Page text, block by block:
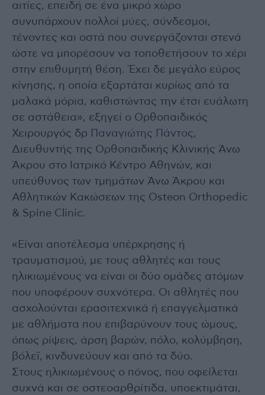
αιτίες, επειδή σε ένα μικρό χώρο
συνυπάρχουν πολλοί μύες, σύνδεσμοι,
τένοντες και οστά που συνεργάζονται στενά
ώστε να μπορέσουν να τοποθετήσουν το χέρι
στην επιθυμητή θέση. Έχει δε μεγάλο εύρος
κίνησης, η οποία εξαρτάται κυρίως από τα
μαλακά μόρια, καθιστώντας την έτσι ευάλωτη
σε αστάθεια», εξηγεί ο Ορθοπαιδικός
Χειρουργός δρ
Παναγιώτης Πάντος,
Διευθυντής της Ορθοπαιδικής Κλινικής Άνω
Άκρου στο Ιατρικό Κέντρο Αθηνών, και
υπεύθυνος των τμημάτων Άνω Άκρου και
Αθλητικών Κακώσεων της Osteon Orthopedic
& Spine Clinic.
«Είναι αποτέλεσμα υπέρχρησης ή
τραυματισμού, με τους αθλητές και τους
ηλικιωμένους να είναι οι δύο ομάδες ατόμων
που υποφέρουν συχνότερα. Οι αθλητές που
ασχολούνται ερασιτεχνικά ή επαγγελματικά
με αθλήματα που επιβαρύνουν τους ώμους,
όπως ρίψεις, άρση βαρών, πόλο, κολύμβηση,
βόλεϊ, κινδυνεύουν και από τα δύο.
Στους ηλικιωμένους ο πόνος, που οφείλεται
συχνά και σε οστεοαρθρίτιδα, υποεκτιμάται,